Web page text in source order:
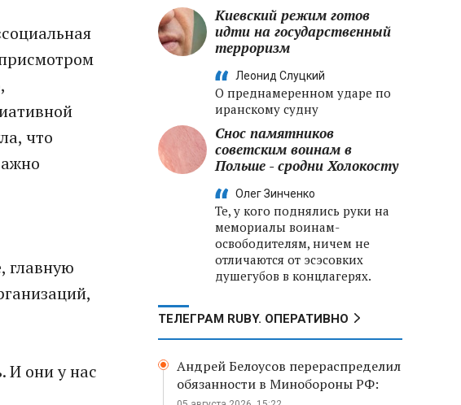
что
главную
И они у нас
Киевский режим готов
идти на государственный
терроризм
Леонид Слуцкий
О преднамеренном ударе по
иранскому судну
Снос памятников
советским воинам в
Польше - сродни Холокосту
Олег Зинченко
Те, у кого поднялись руки на
мемориалы воинам-
освободителям, ничем не
отличаются от эсэсовких
душегубов в концлагерях.
ТЕЛЕГРАМ RUBY. ОПЕРАТИВНО
Андрей Белоусов перераспределил
обязанности в Минобороны РФ: